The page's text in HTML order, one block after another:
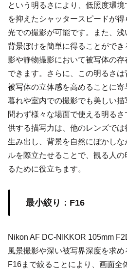
という明るさにより、低照度環
を抑えたシャッタースピードが
光での撮影が可能です。また、
背景ぼけを簡単に得ることがで
影や静物撮影において被写体の
できます。さらに、この明るさは
被写体の立体感を高めることに
暮れや室内での撮影でも美しい
問わず様々な場面で使える明る
供する描写力は、他のレンズで
生み出し、背景を自然にぼかし
ルを際立たせることで、観る人
るために役立ちます。
最小絞り：F16
Nikon AF DC-NIKKOR 105mm
風景撮影や深い被写界深度を求め
F16まで絞ることにより、画面全